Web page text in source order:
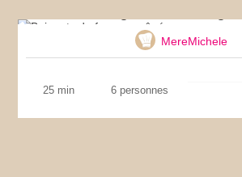
MereMichele
25 min 6 personnes